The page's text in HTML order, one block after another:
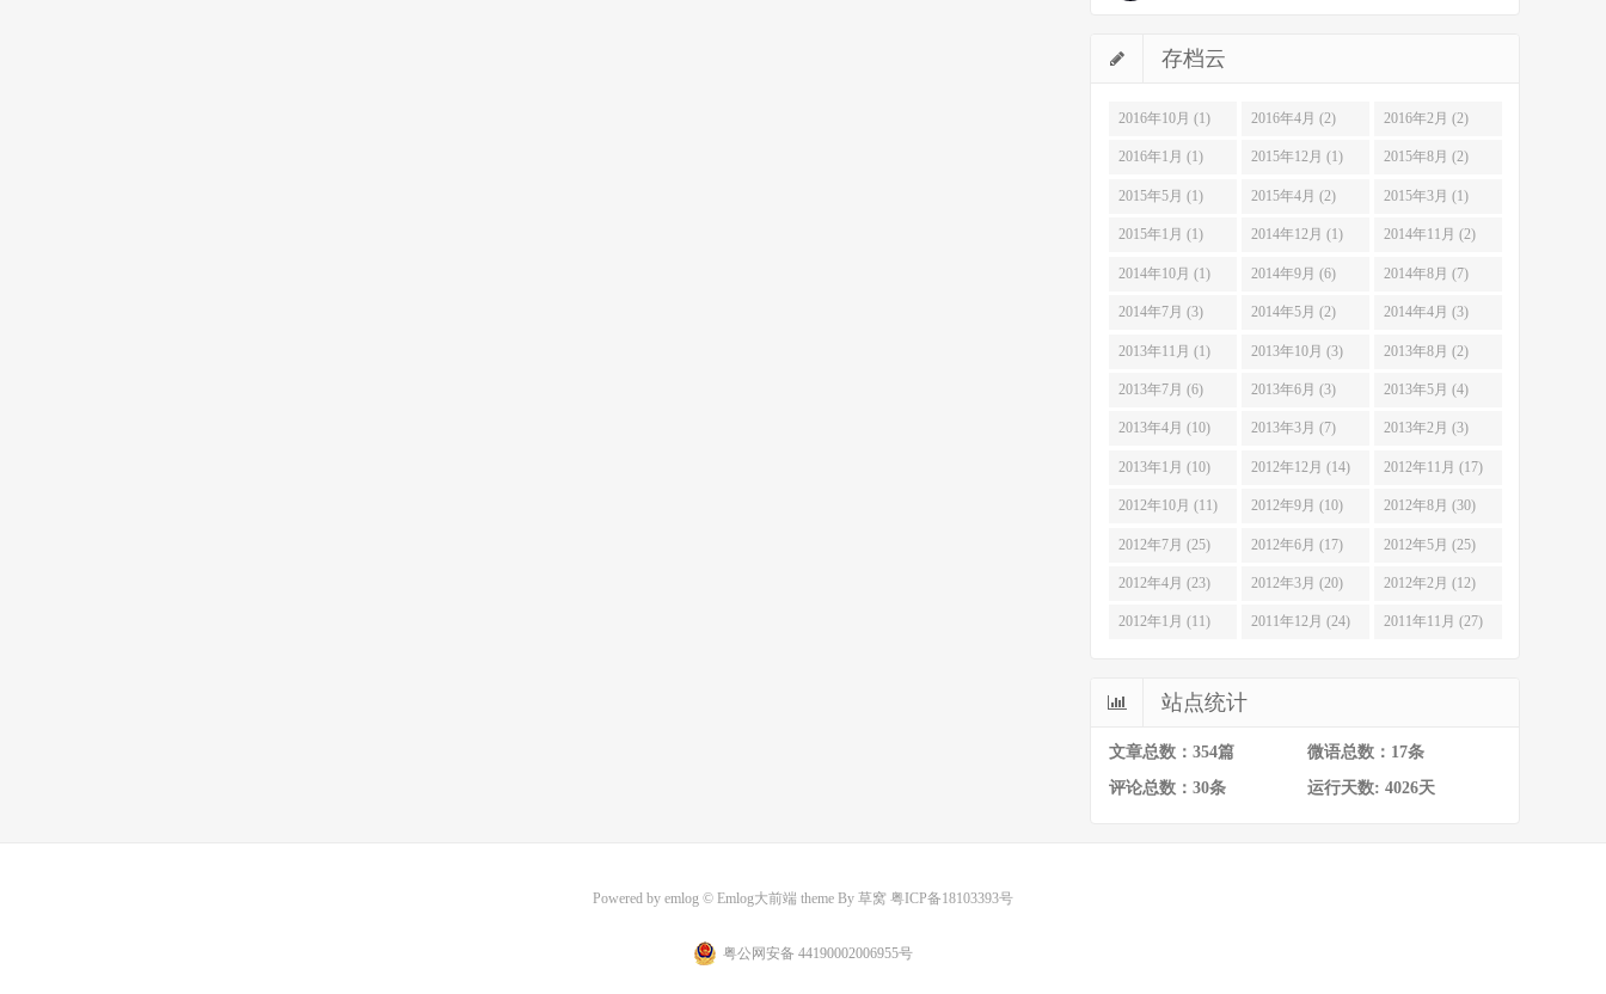
存档云
2016年10月 (1) 2016年4月 (2) 2016年2月 (2)
2016年1月 (1) 2015年12月 (1) 2015年8月 (2)
2015年5月 (1) 2015年4月 (2) 2015年3月 (1)
2015年1月 (1) 2014年12月 (1) 2014年11月 (2)
2014年10月 (1) 2014年9月 (6) 2014年8月 (7)
2014年7月 (3) 2014年5月 (2) 2014年4月 (3)
2013年11月 (1) 2013年10月 (3) 2013年8月 (2)
2013年7月 (6) 2013年6月 (3) 2013年5月 (4)
2013年4月 (10) 2013年3月 (7) 2013年2月 (3)
2013年1月 (10) 2012年12月 (14) 2012年11月 (17)
2012年10月 (11) 2012年9月 (10) 2012年8月 (30)
2012年7月 (25) 2012年6月 (17) 2012年5月 (25)
2012年4月 (23) 2012年3月 (20) 2012年2月 (12)
2012年1月 (11) 2011年12月 (24) 2011年11月 (27)
站点统计
文章总数：354篇
微语总数：17条
评论总数：30条
运行天数: 4026天
Powered by emlog © Emlog大前端 theme By 草窝 粤ICP备18103393号
粤公网安备 44190002006955号